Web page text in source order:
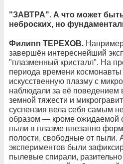
"ЗАВТРА". А что может
неброских, но
Филипп ТЕРЕХОВ.
завершён интереснейший
"плазменный кристалл". На
периода времени
искусственную плазму с
наблюдали за её поведением
земной тяжести и
суспензия вела себя самым
образом — кроме ожидаемой
пыли в плазме внезапно
полости, свободные от пыли.
экспериментов были
пылевые спирали,